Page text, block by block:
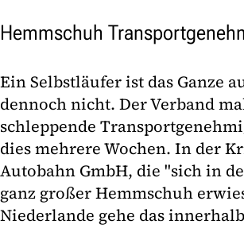
Hemmschuh
Ein Selbstläufer ist das Ganze
dennoch nicht. Der Verband
schleppende
dies mehrere Wochen. In der
Autobahn GmbH, die "sich in
ganz großer Hemmschuh
Niederlande gehe das